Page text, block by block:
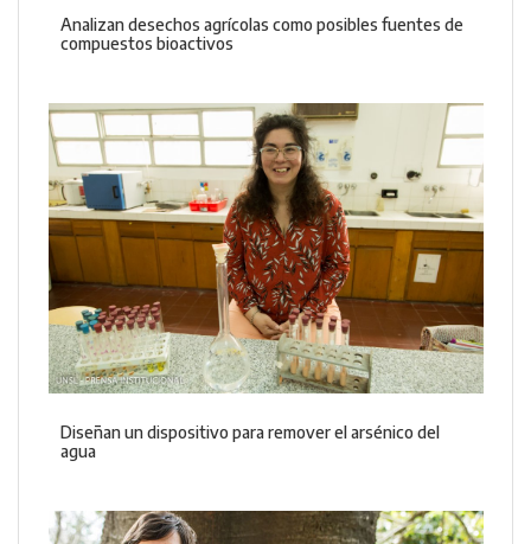
Analizan desechos agrícolas como posibles fuentes de
compuestos bioactivos
Diseñan un dispositivo para remover el arsénico del
agua